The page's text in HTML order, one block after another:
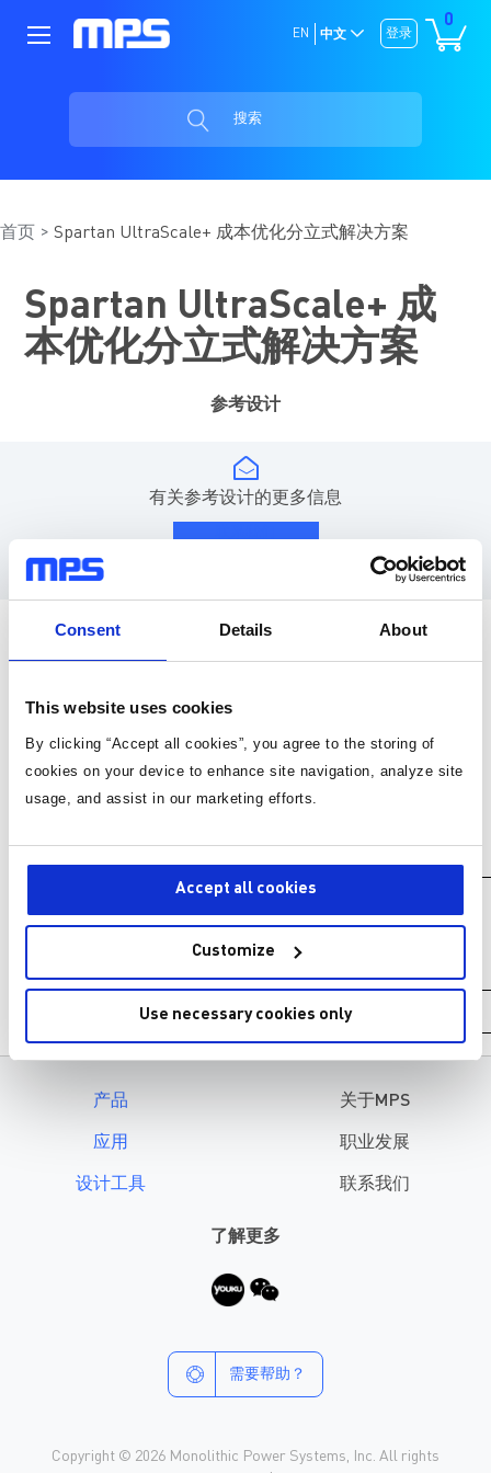
Consent Details About
This website uses cookies
By clicking “Accept all cookies”, you agree to the storing of
cookies on your device to enhance site navigation, analyze site
usage, and assist in our marketing efforts.
Accept all cookies
Customize
Use necessary cookies only
0
登录
EN 中文
搜索
首页 Spartan UltraScale+ 成本优化分立式解决方案
Spartan UltraScale+ 成
本优化分立式解决方案
参考设计
有关参考设计的更多信息
MPS 产品
数量
MP2332C 3
产品
应用
设计工具
关于MPS
职业发展
联系我们
了解更多
需要帮助？
Copyright © 2026 Monolithic Power Systems, Inc. All rights